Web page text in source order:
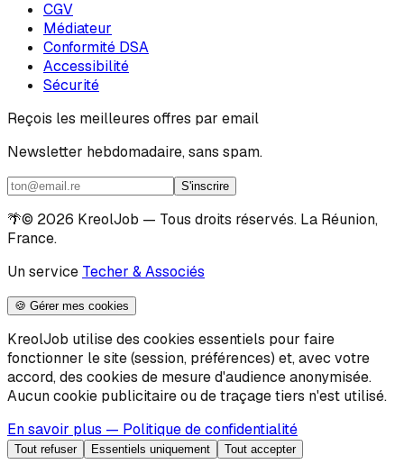
CGV
Médiateur
Conformité DSA
Accessibilité
Sécurité
Reçois les meilleures offres par email
Newsletter hebdomadaire, sans spam.
S'inscrire
🌴© 2026 KreolJob — Tous droits réservés. La Réunion,
France.
Un service Techer & Associés
🍪 Gérer mes cookies
KreolJob utilise des cookies essentiels pour faire
fonctionner le site (session, préférences) et, avec votre
accord, des cookies de mesure d'audience anonymisée.
Aucun cookie publicitaire ou de traçage tiers n'est utilisé.
En savoir plus — Politique de confidentialité
Tout refuser Essentiels uniquement Tout accepter